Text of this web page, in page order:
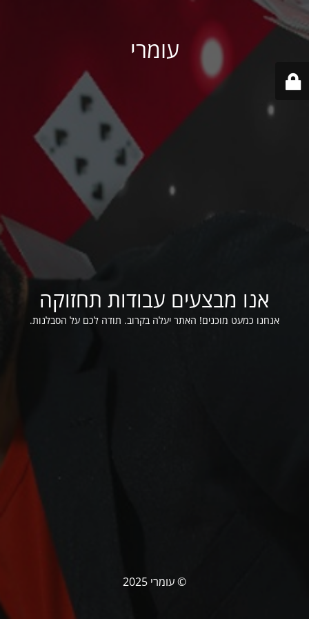
עומרי
אנו מבצעים עבודות תחזוקה
אנחנו כמעט מוכנים! האתר יעלה בקרוב. תודה לכם על הסבלנות.
© עומרי 2025